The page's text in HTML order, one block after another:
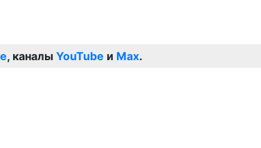
, каналы YouTube и Max.